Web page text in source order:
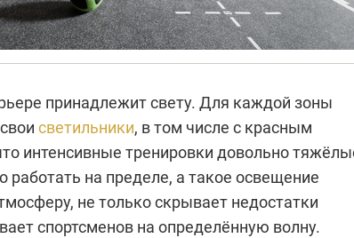
принадлежит свету. Для каждой зоны
светильники, в том числе с красным
интенсивные тренировки довольно
работать на пределе, а такое освещение
не только скрывает недостатки
спортсменов на определённую волну.